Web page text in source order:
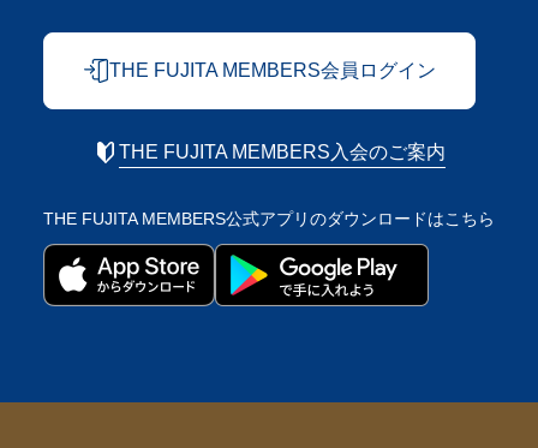
THE FUJITA MEMBERS会員ログイン
THE FUJITA MEMBERS入会のご案内
THE FUJITA MEMBERS公式アプリのダウンロードはこちら